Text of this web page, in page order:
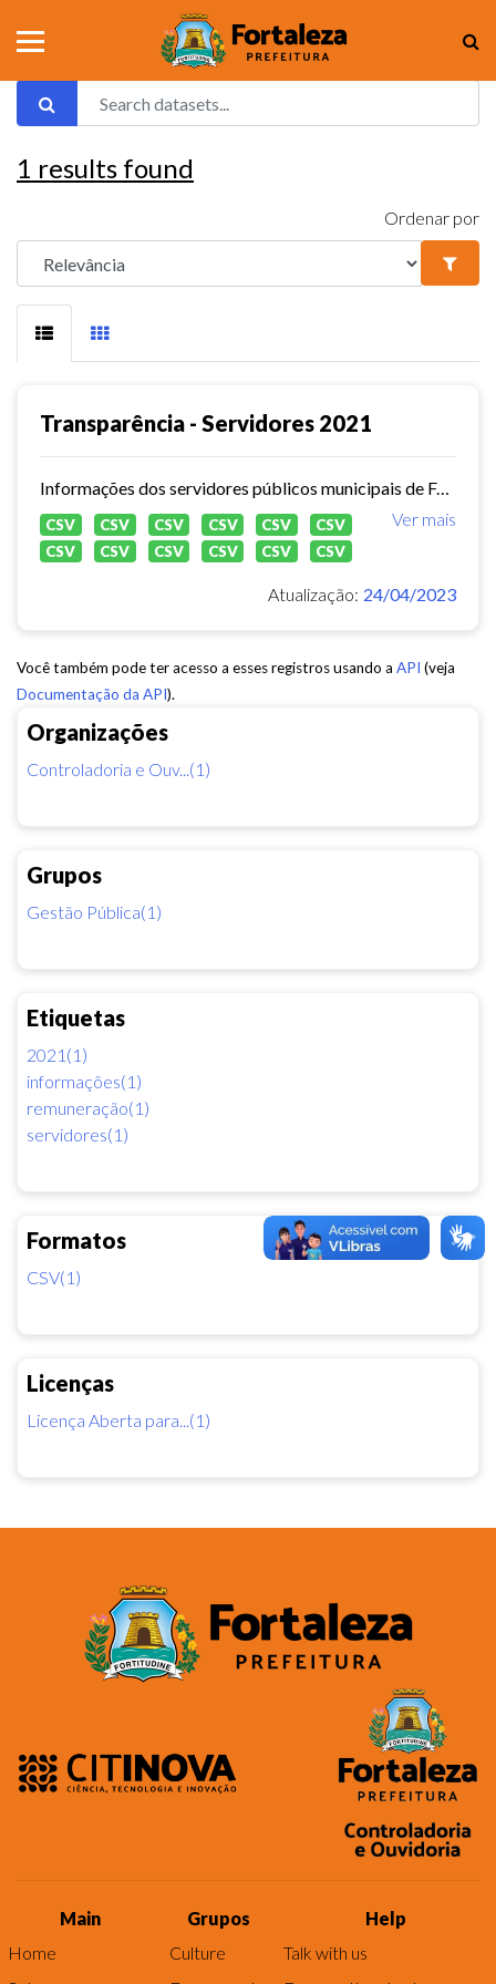
Organizações
Controladoria e Ouv...(1)
Grupos
Gestão Pública(1)
Etiquetas
2021(1)
informações(1)
remuneração(1)
servidores(1)
Formatos
CSV(1)
Licenças
Licença Aberta para...(1)
1 results found
Ordenar por
Transparência - Servidores 2021
Informações dos servidores públicos municipais de Fortaleza referente ao ano de 2021.
Ver mais
CSV CSV CSV CSV CSV
CSV
CSV
CSV CSV CSV CSV CSV
Atualização: 24/04/2023
Você também pode ter acesso a esses registros usando a API (veja
Documentação da API).
Main
Home
Grupos
Culture
Help
Talk with us